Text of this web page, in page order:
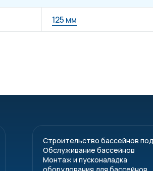
125 мм
Строительство бассейнов
Обслуживание бассейнов
Монтаж и пусконаладка